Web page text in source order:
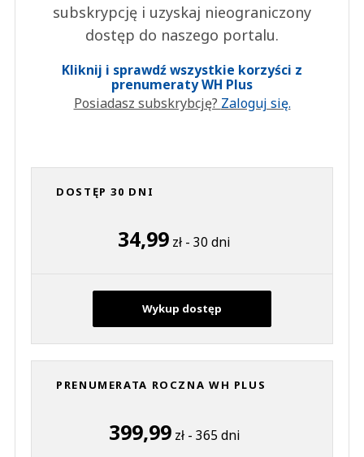
subskrypcję i uzyskaj nieograniczony
dostęp do naszego portalu.
Kliknij i sprawdź wszystkie korzyści z
prenumeraty WH Plus
Posiadasz subskrybcję? Zaloguj się.
DOSTĘP 30 DNI
34,99 zł - 30 dni
Wykup dostęp
PRENUMERATA ROCZNA WH PLUS
399,99zł - 365 dni